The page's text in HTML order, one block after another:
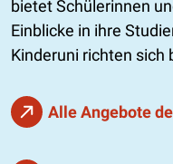
bietet Schülerinnen
Einblicke in ihre
Kinderuni richten sich
Alle Angebote